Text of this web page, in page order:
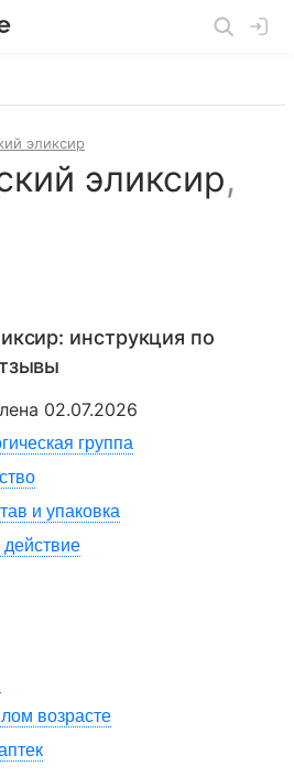
эликсир
эликсир,
: инструкция по
02.07.2026
группа
и упаковка
возрасте